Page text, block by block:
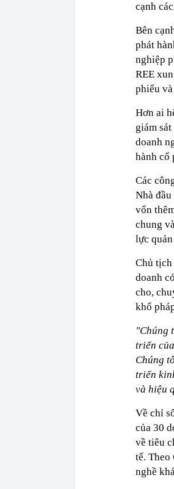
cạnh
Bên
phát
nghiệp
REE
phiếu
Hơn ai
giám
doanh
hành cổ
Các
Nhà
vốn
chung
lực
Chủ
doanh
cho,
khổ
"Chúng
triển
Chúng
triển
và hiệu
Về chỉ
của 30
về tiêu
tế. Theo
nghề